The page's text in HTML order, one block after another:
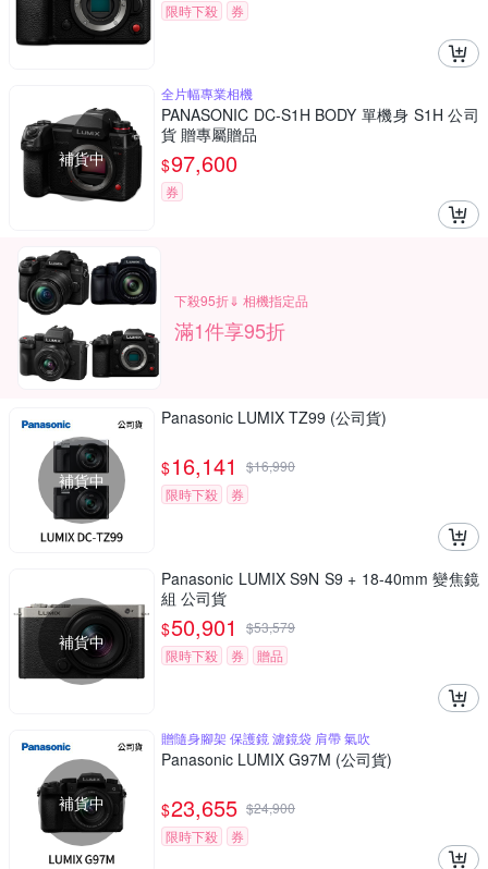
限時下殺
券
補貨中
全片幅專業相機
PANASONIC DC-S1H BODY 單機身 S1H 公司
貨 贈專屬贈品
$97,600
券
下殺95折⇓ 相機指定品
滿1件享95折
補貨中
Panasonic LUMIX TZ99 (公司貨)
$16,141 $16,990
限時下殺
券
補貨中
Panasonic LUMIX S9N S9 + 18-40mm 變焦鏡
組 公司貨
$50,901 $53,579
限時下殺
券 贈品
補貨中
贈隨身腳架 保護鏡 濾鏡袋 肩帶 氣吹
Panasonic LUMIX G97M (公司貨)
$23,655 $24,900
限時下殺
券